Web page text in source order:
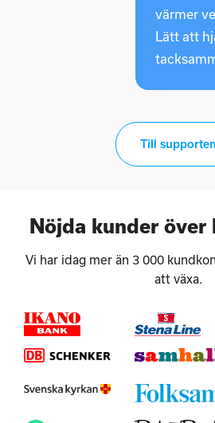
värmer
Lätt att
Till supporten
Nöjda kunder över
Vi har idag mer än 3 000
att växa.